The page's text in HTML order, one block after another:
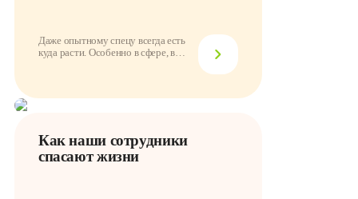
Даже опытному спецу всегда есть
куда расти. Особенно в сфере, в
Как наши сотрудники
спасают жизни